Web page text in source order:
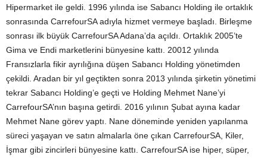
Hipermarket ile geldi. 1996 yılında ise Sabancı Holding ile ortaklık
sonrasında CarrefourSA adıyla hizmet vermeye başladı. Birleşme
sonrası ilk büyük CarrefourSA Adana’da açıldı. Ortaklık 2005’te
Gima ve Endi marketlerini bünyesine kattı. 20012 yılında
Fransızlarla fikir ayrılığına düşen Sabancı Holding yönetimden
çekildi. Aradan bir yıl geçtikten sonra 2013 yılında şirketin yönetimi
tekrar Sabancı Holding’e geçti ve Holding Mehmet Nane’yi
CarrefourSA’nın başına getirdi. 2016 yılının Şubat ayına kadar
Mehmet Nane görev yaptı. Nane döneminde yeniden yapılanma
süreci yaşayan ve satın almalarla öne çıkan CarrefourSA, Kiler,
İşmar gibi zincirleri bünyesine kattı. CarrefourSA ise hiper, süper,